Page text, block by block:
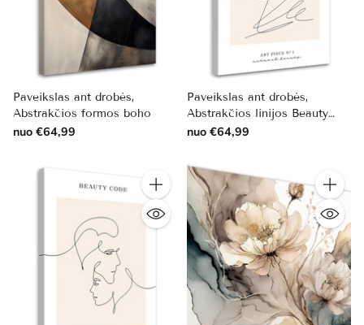
Paveikslas ant drobės,
Abstrakčios formos boho
nuo €64,99
Paveikslas ant drobės,
Abstrakčios linijos Beauty
code
nuo €64,99
Kiekis Kiekis